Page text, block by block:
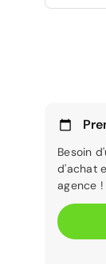
Besoin
d'achat
agence !